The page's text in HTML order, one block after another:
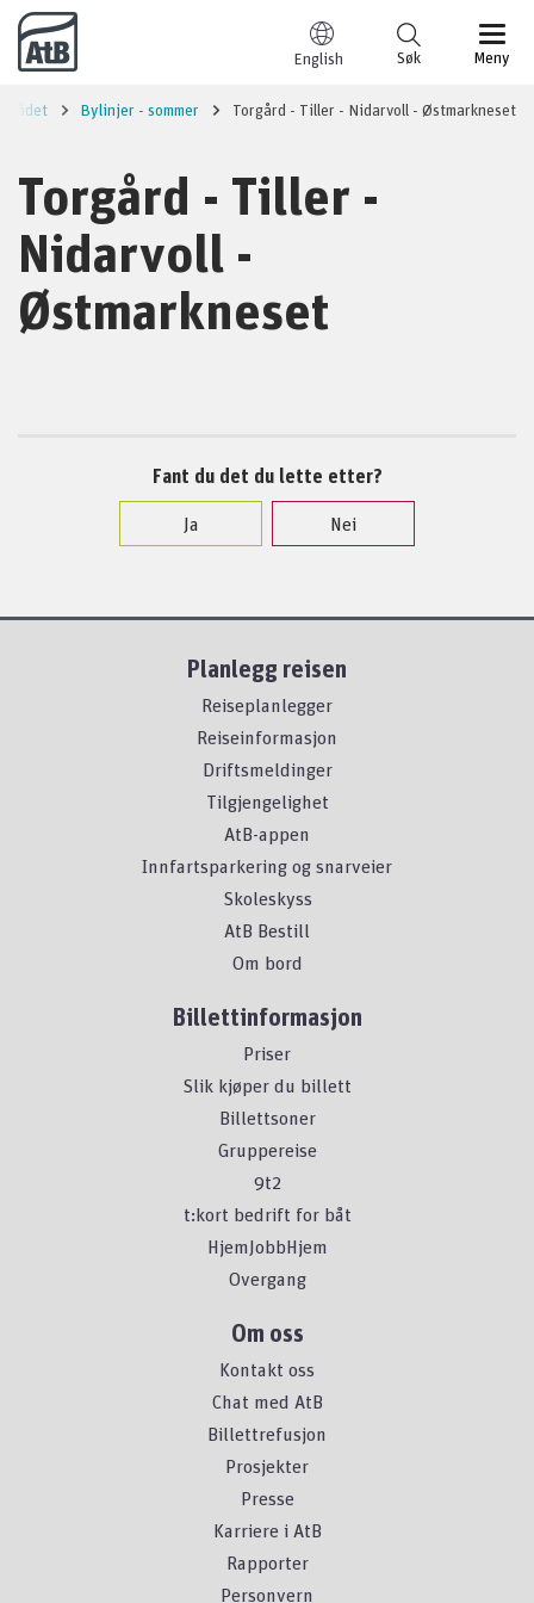
Til innhold
English Meny
Søk
Bylinjer - sommer Torgård - Tiller - Nidarvoll - Østmarkneset
Torgård - Tiller -
Nidarvoll -
Østmarkneset
Fant du det du lette etter?
Ja
Nei
Planlegg reisen
Reiseplanlegger
Reiseinformasjon
Driftsmeldinger
Tilgjengelighet
AtB-appen
Innfartsparkering og snarveier
Skoleskyss
AtB Bestill
Om bord
Billettinformasjon
Priser
Slik kjøper du billett
Billettsoner
Gruppereise
9t2
t:kort bedrift for båt
HjemJobbHjem
Overgang
Om oss
Kontakt oss
Chat med AtB
Billettrefusjon
Prosjekter
Presse
Karriere i AtB
Rapporter
Personvern